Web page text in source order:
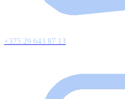
+375 29 643 87 13